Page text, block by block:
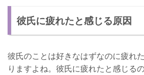
彼氏に疲れたと感じる原因
彼氏のことは好きなはずなのに疲れ
りますよね。彼氏に疲れたと感じる